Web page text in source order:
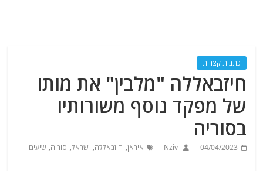
כתבות קצרות
חיזבאללה "מלבין" את מותו
של מפקד נוסף משורותיו
בסוריה
04/04/2023
Nziv איראן, חיזבאללה, ישראל, סוריה,שיעים